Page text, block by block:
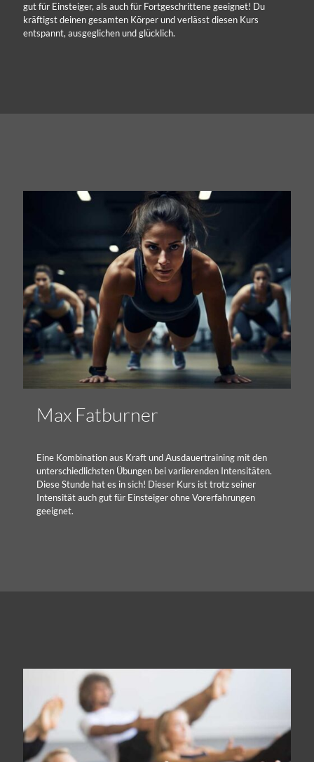
gut für Einsteiger, als auch für Fortgeschrittene geeignet! Du
kräftigst deinen gesamten Körper und verlässt diesen Kurs
entspannt, ausgeglichen und glücklich.
Max Fatburner
Eine Kombination aus Kraft und Ausdauertraining mit den
unterschiedlichsten Übungen bei variierenden Intensitäten.
Diese Stunde hat es in sich! Dieser Kurs ist trotz seiner
Intensität auch gut für Einsteiger ohne Vorerfahrungen
geeignet.